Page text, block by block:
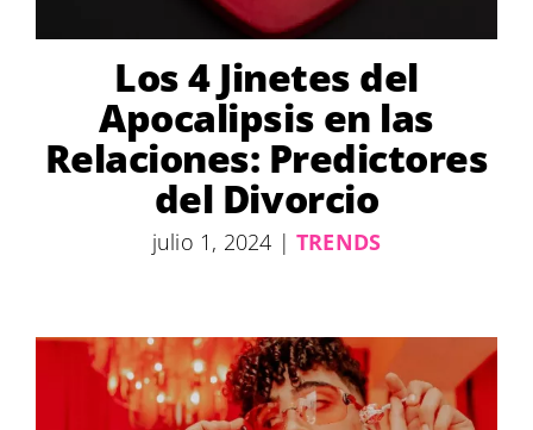
Los 4 Jinetes del
Apocalipsis en las
Relaciones: Predictores
del Divorcio
julio 1, 2024 | TRENDS